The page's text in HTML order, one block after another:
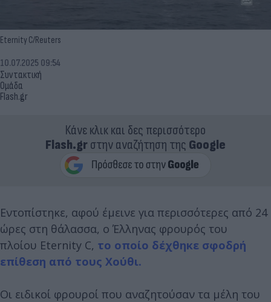
Eternity C/Reuters
Συντακτική
Ομάδα
Flash.gr
10.07.2025 09:54
Κάνε κλικ και δες περισσότερο
Flash.grστην αναζήτηση της Google
Εντοπίστηκε, αφού έμεινε για περισσότερες από 24
ώρες στη θάλασσα, ο Έλληνας φρουρός του
πλοίου Eternity C, το οποίο δέχθηκε σφοδρή
επίθεση από τους Χούθι.
Οι ειδικοί φρουροί που αναζητούσαν τα μέλη του